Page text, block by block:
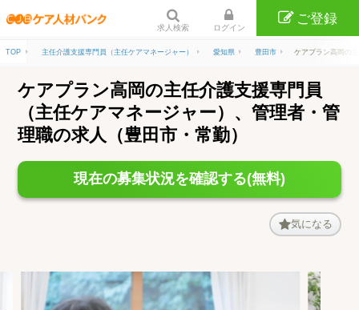
求人検索 ログイン
ご登録
TOP 主任介護支援専門員（主任ケアマネージャー） 愛知県 豊田市 ケアプラン高岡の
ケアプラン高岡の主任介護支援専門員
（主任ケアマネージャー）、管理者・管
理職の求人（豊田市・常勤）
現在の募集状況を確認する(無料)
気になる